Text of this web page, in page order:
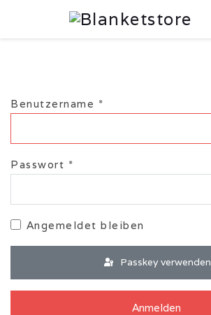
Benutzername *
Passwort *
Angemeldet bleiben
Passkey verwenden
Anmelden